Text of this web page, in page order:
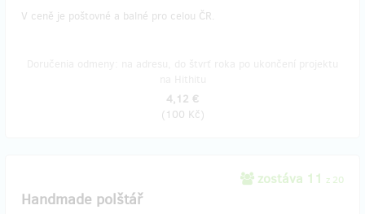
V ceně je poštovné a balné pro celou ČR.
4,12 €
(100 Kč)
zostáva 11 z 20
Handmade polštář